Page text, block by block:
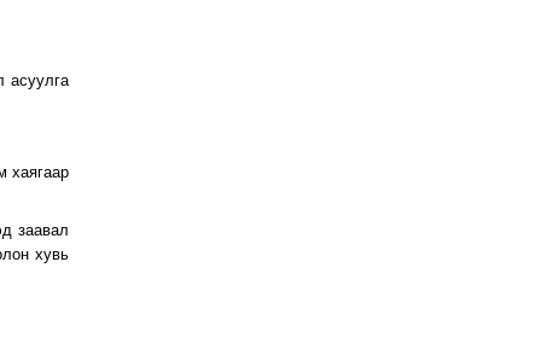
асуулга
хаягаар
заавал
хувь